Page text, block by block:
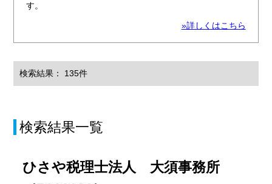
す。
»詳しくはこちら
検索結果： 135件
検索結果一覧
ひさや税理士法人 大須事務所